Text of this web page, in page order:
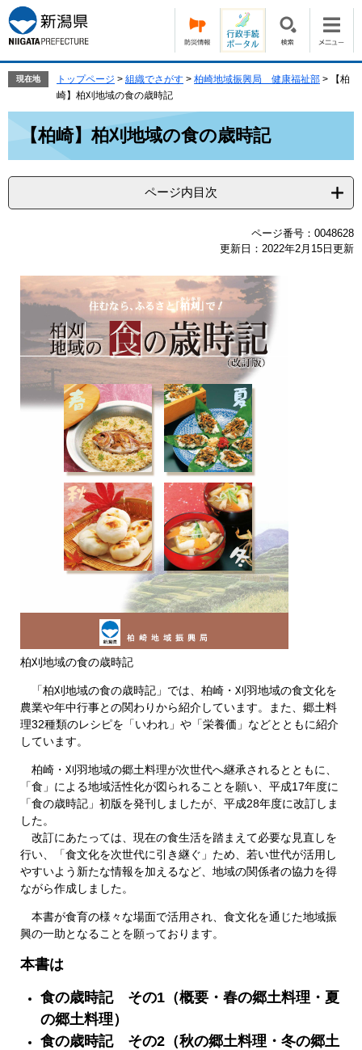
ー
ジ
の
で
ニ
ュ
ー
ば
本
文
現在地 トップページ > 組織でさがす > 柏崎地域振興局 健康福祉部 >
【柏
崎】柏刈地域の食の歳時記
【柏崎】柏刈地域の食の歳時記
ページ内目次
ページ番号：0048628
更新日：2022年2月15日更新
柏刈地域の食の歳時記
「柏刈地域の食の歳時記」では、柏崎・刈羽地域の食文化を
農業や年中行事との関わりから紹介しています。また、郷土料
理32種類のレシピを「いわれ」や「栄養価」などとともに紹介
しています。
柏崎・刈羽地域の郷土料理が次世代へ継承されるとともに、
「食」による地域活性化が図られることを願い、平成17年度に
「食の歳時記」初版を発刊しましたが、平成28年度に改訂しま
した。
改訂にあたっては、現在の食生活を踏まえて必要な見直しを
行い、「食文化を次世代に引き継ぐ」ため、若い世代が活用し
やすいよう新たな情報を加えるなど、地域の関係者の協力を得
ながら作成しました。
本書が食育の様々な場面で活用され、食文化を通じた地域振
興の一助となることを願っております。
本書は
食の歳時記 その1（概要・春の郷土料理・夏
の郷土料理）
食の歳時記 その2（秋の郷土料理・冬の郷土